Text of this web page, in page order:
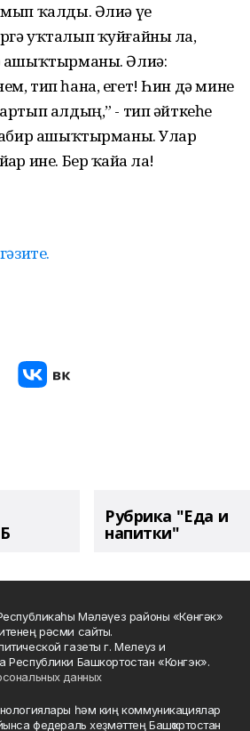
ҡалды. Әлиә үҙе
уҡталып ҡуйғайны ла,
ашыҡтырманы. Әлиә:
тип һана, егет! Һин дә мине
алдың,” - тип әйткеһе
ашыҡтырманы. Улар
ине. Бер ҡайҙа ла!
Рубрика "Еда и
напитки"
Мәләүез районы «Көнгәк»
рәсми сайты.
газеты г. Мелеуз и
Республики Башкортостан «Конгэк».
данных
һәм киң коммуникациялар
федераль хеҙмәттең Башҡортостан